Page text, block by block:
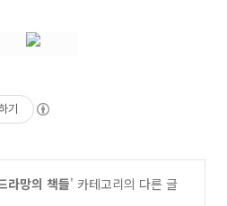
기
라망의 책들' 카테고리의 다른 글